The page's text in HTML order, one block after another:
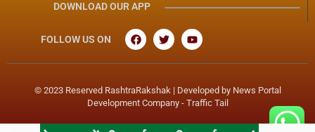
DOWNLOAD OUR APP
FOLLOW US ON
© 2023 Reserved RashtraRakshak | Developed by News Portal
Development Company- Traffic Tail